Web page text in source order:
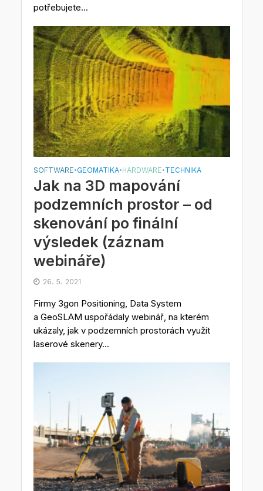
potřebujete...
SOFTWARE•GEOMATIKA•HARDWARE•TECHNIKA
Jak na 3D mapování
podzemních prostor – od
skenování po finální
výsledek (záznam
webináře)
26. 5. 2021
Firmy 3gon Positioning, Data System
a GeoSLAM uspořádaly webinář, na kterém
ukázaly, jak v podzemních prostorách využít
laserové skenery...